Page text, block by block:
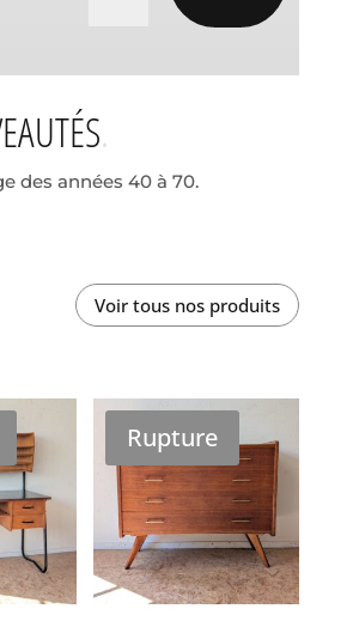
des années 40 à 70.
Voir tous nos produits
Rupture